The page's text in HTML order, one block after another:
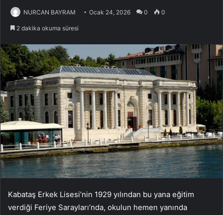
NURCAN BAYRAM Ocak 24, 2026 0 0
2 dakika okuma süresi
Kabataş Erkek Lisesi’nin 1929 yılından bu yana eğitim
verdiği Feriye Sarayları’nda, okulun hemen yanında